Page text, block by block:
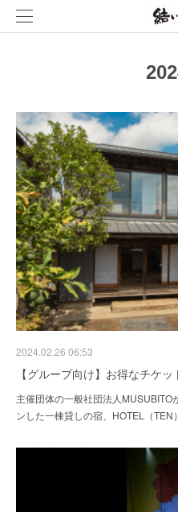
2024.02.26 06:53
【グループ向け】お得なチケ
主催団体の一般社団法人
ンした一棟貸しの宿、HOTEL（TEN）